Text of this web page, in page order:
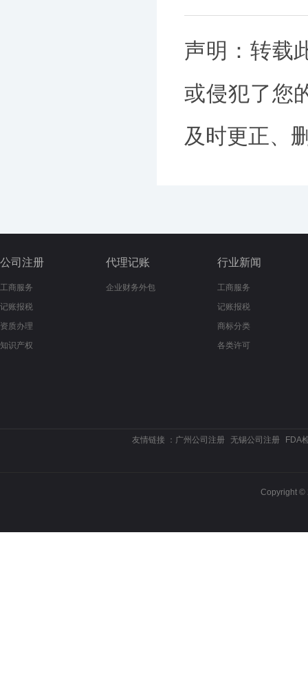
声明：转载
或侵犯了您
及时更正、
公司注册
工商服务
记账报税
资质办理
知识产权
代理记账
企业财务外包
行业新闻
工商服务
记账报税
商标分类
各类许可
友情链接 ： 广州公司注册 无锡公司注册 FDA
Copyright ©